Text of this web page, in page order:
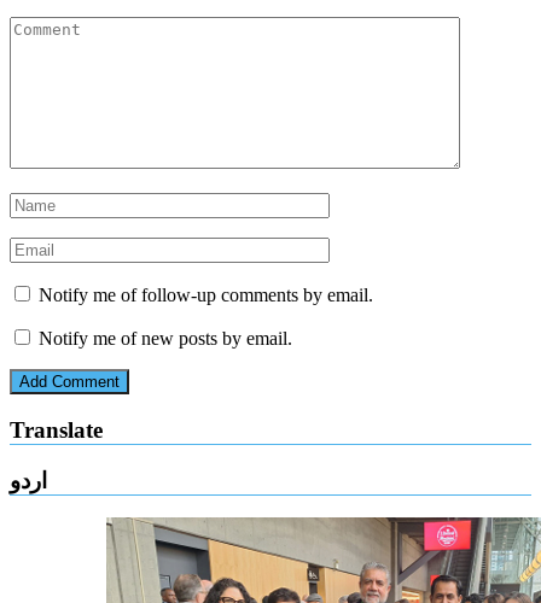
Notify me of follow-up comments by email.
Notify me of new posts by email.
Translate
اردو